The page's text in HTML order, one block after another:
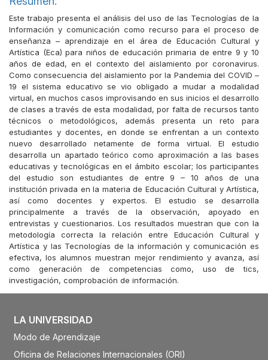
Este trabajo presenta el análisis del uso de las Tecnologías de la
Información y comunicación como recurso para el proceso de
enseñanza – aprendizaje en el área de Educación Cultural y
Artística (Eca) para niños de educación primaria de entre 9 y 10
años de edad, en el contexto del aislamiento por coronavirus.
Como consecuencia del aislamiento por la Pandemia del COVID –
19 el sistema educativo se vio obligado a mudar a modalidad
virtual, en muchos casos improvisando en sus inicios el desarrollo
de clases a través de esta modalidad, por falta de recursos tanto
técnicos o metodológicos, además presenta un reto para
estudiantes y docentes, en donde se enfrentan a un contexto
nuevo desarrollado netamente de forma virtual. El estudio
desarrolla un apartado teórico como aproximación a las bases
educativas y tecnológicas en el ámbito escolar; los participantes
del estudio son estudiantes de entre 9 – 10 años de una
institución privada en la materia de Educación Cultural y Artística,
así como docentes y expertos. El estudio se desarrolla
principalmente a través de la observación, apoyado en
entrevistas y cuestionarios. Los resultados muestran que con la
metodología correcta la relación entre Educación Cultural y
Artística y las Tecnologías de la información y comunicación es
efectiva, los alumnos muestran mejor rendimiento y avanza, así
como generación de competencias como, uso de tics,
investigación, comprobación de información.
LA UNIVERSIDAD
Modo de Aprendizaje
Oficina de Relaciones Internacionales (ORI)